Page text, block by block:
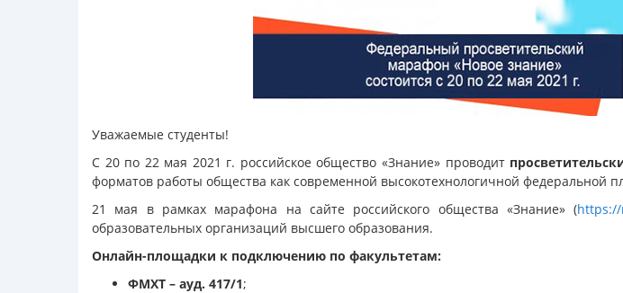
Уважаемые студенты!
С 20 по 22 мая 2021 г. российское общество «Знание» проводит
форматов работы общества как современной высокотехнологичной федеральной
21 мая в рамках марафона на сайте российского общества «Знание» (
образовательных организаций высшего образования.
Онлайн-площадки к подключению по факультетам:
ФМХТ – ауд. 417/1;